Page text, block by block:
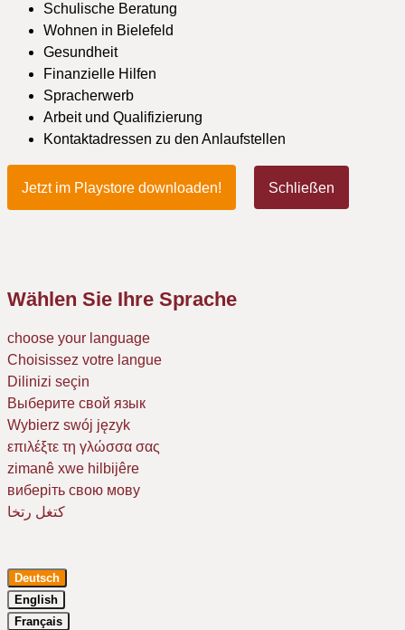
Schulische Beratung
Wohnen in Bielefeld
Gesundheit
Finanzielle Hilfen
Spracherwerb
Arbeit und Qualifizierung
Kontaktadressen zu den Anlaufstellen
Jetzt im Playstore downloaden! Schließen
Wählen Sie Ihre Sprache
choose your language
Choisissez votre langue
Dilinizi seçin
Выберите свой язык
Wybierz swój język
επιλέξτε τη γλώσσα σας
zimanê xwe hilbijêre
виберіть свою мову
كتغل رتخا
Deutsch
English
Français